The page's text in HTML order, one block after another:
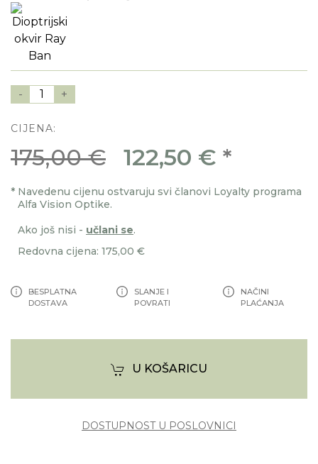
- 1 +
CIJENA:
175,00 € 122,50 € *
* Navedenu cijenu ostvaruju svi članovi Loyalty programa
Alfa Vision Optike.
Ako još nisi - učlani se.
Redovna cijena: 175,00 €
BESPLATNA
DOSTAVA
SLANJE I
POVRATI
NAČINI
PLAĆANJA
U KOŠARICU
DOSTUPNOST U POSLOVNICI